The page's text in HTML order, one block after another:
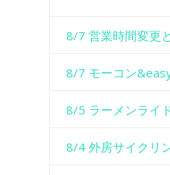
8/7 営業時間変更
8/7 モーコン
8/5 ラーメンライ
8/4 外房サイクリ